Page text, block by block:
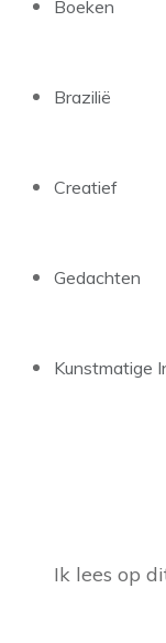
Boeken
Brazilië
Creatief
Gedachten
Kunstmatige
Ik lees op